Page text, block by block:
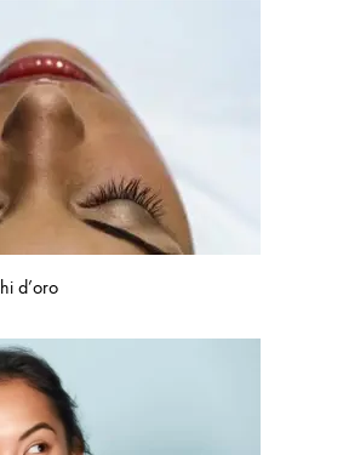
d’oro